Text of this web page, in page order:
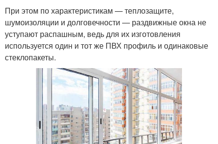
Американские окна
Окна с подъемными
створками
Стеклопакеты для
раздвижного
остекления
Цены на окна
Раздвижные
устройства
Окна к работам
При этом по характеристикам — теплозащите,
шумоизоляции и долговечности — раздвижные окна не
уступают распашным, ведь для их изготовления
используется один и тот же ПВХ профиль и одинаковые
стеклопакеты.